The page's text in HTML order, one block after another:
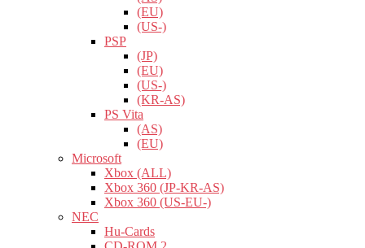
(EU)
(US-)
PSP
(JP)
(EU)
(US-)
(KR-AS)
PS Vita
(AS)
(EU)
Microsoft
Xbox (ALL)
Xbox 360 (JP-KR-AS)
Xbox 360 (US-EU-)
NEC
Hu-Cards